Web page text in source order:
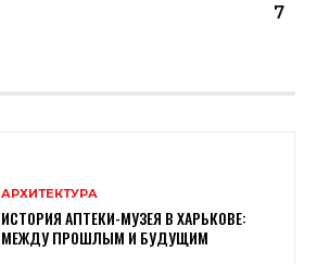
7
АРХИТЕКТУРА
ИСТОРИЯ АПТЕКИ-МУЗЕЯ В ХАРЬКОВЕ:
МЕЖДУ ПРОШЛЫМ И БУДУЩИМ